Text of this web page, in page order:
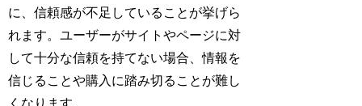
に、信頼感が不足していることが挙げら
れます。ユーザーがサイトやページに対
して十分な信頼を持てない場合、情報を
信じることや購入に踏み切ることが難し
くなります。